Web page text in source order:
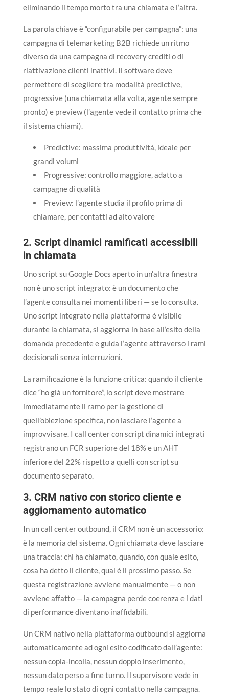
eliminando il tempo morto tra una chiamata e l’altra.
La parola chiave è “configurabile per campagna”: una
campagna di telemarketing B2B richiede un ritmo
diverso da una campagna di recovery crediti o di
riattivazione clienti inattivi. Il software deve
permettere di scegliere tra modalità predictive,
progressive (una chiamata alla volta, agente sempre
pronto) e preview (l’agente vede il contatto prima che
il sistema chiami).
Predictive: massima produttività, ideale per
grandi volumi
Progressive: controllo maggiore, adatto a
campagne di qualità
Preview: l’agente studia il profilo prima di
chiamare, per contatti ad alto valore
2. Script dinamici ramificati accessibili
in chiamata
Uno script su Google Docs aperto in un’altra finestra
non è uno script integrato: è un documento che
l’agente consulta nei momenti liberi — se lo consulta.
Uno script integrato nella piattaforma è visibile
durante la chiamata, si aggiorna in base all’esito della
domanda precedente e guida l’agente attraverso i rami
decisionali senza interruzioni.
La ramificazione è la funzione critica: quando il cliente
dice “ho già un fornitore”, lo script deve mostrare
immediatamente il ramo per la gestione di
quell’obiezione specifica, non lasciare l’agente a
improvvisare. I call center con script dinamici integrati
registrano un FCR superiore del 18% e un AHT
inferiore del 22% rispetto a quelli con script su
documento separato.
3. CRM nativo con storico cliente e
aggiornamento automatico
In un call center outbound, il CRM non è un accessorio:
è la memoria del sistema. Ogni chiamata deve lasciare
una traccia: chi ha chiamato, quando, con quale esito,
cosa ha detto il cliente, qual è il prossimo passo. Se
questa registrazione avviene manualmente — o non
avviene affatto — la campagna perde coerenza e i dati
di performance diventano inaffidabili.
Un CRM nativo nella piattaforma outbound si aggiorna
automaticamente ad ogni esito codificato dall’agente:
nessun copia-incolla, nessun doppio inserimento,
nessun dato perso a fine turno. Il supervisore vede in
tempo reale lo stato di ogni contatto nella campagna.